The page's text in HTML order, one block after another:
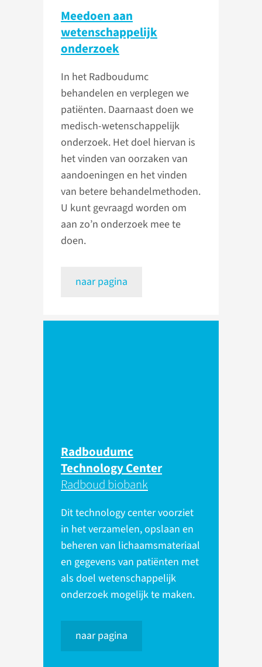
Meedoen aan
wetenschap­pelijk
onderzoek
In het Radboudumc
behandelen en verplegen we
patiënten. Daarnaast doen we
medisch-wetenschappelijk
onderzoek. Het doel hiervan is
het vinden van oorzaken van
aandoeningen en het vinden
van betere behandelmethoden.
U kunt gevraagd worden om
aan zo’n onderzoek mee te
doen.
naar pagina
Radboudumc
Technology Center
Radboud biobank
Dit technology center voorziet
in het verzamelen, opslaan en
beheren van lichaamsmateriaal
en gegevens van patiënten met
als doel wetenschappelijk
onderzoek mogelijk te maken.
naar pagina